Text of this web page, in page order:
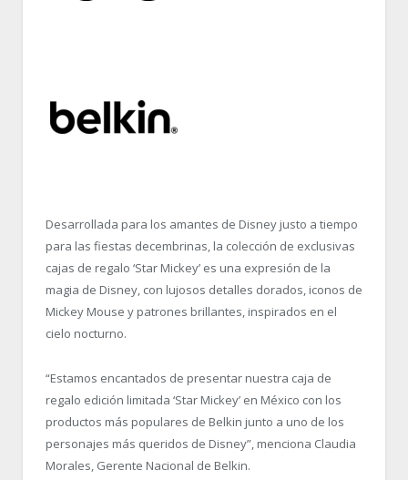
Desarrollada para los amantes de Disney justo a tiempo
para las fiestas decembrinas, la colección de exclusivas
cajas de regalo ‘Star Mickey’ es una expresión de la
magia de Disney, con lujosos detalles dorados, iconos de
Mickey Mouse y patrones brillantes, inspirados en el
cielo nocturno.
“Estamos encantados de presentar nuestra caja de
regalo edición limitada ‘Star Mickey’ en México con los
productos más populares de Belkin junto a uno de los
personajes más queridos de Disney”, menciona Claudia
Morales, Gerente Nacional de Belkin.